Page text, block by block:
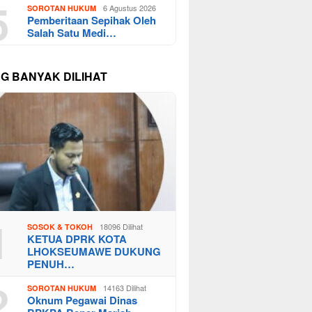
SOROTAN HUKUM 6 Agustus 2026
Pemberitaan Sepihak Oleh
Salah Satu Medi…
BANYAK DILIHAT
SOSOK & TOKOH 18096 Dilihat
KETUA DPRK KOTA
LHOKSEUMAWE DUKUNG
PENUH…
SOROTAN HUKUM 14163 Dilihat
Oknum Pegawai Dinas